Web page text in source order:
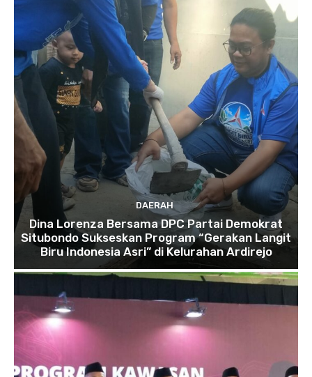
DAERAH
Dina Lorenza Bersama DPC Partai Demokrat
Situbondo Sukseskan Program “Gerakan Langit
Biru Indonesia Asri” di Kelurahan Ardirejo